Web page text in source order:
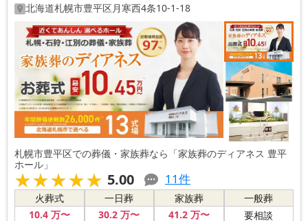
北海道札幌市豊平区月寒西4条10-1-18
札幌市豊平区での葬儀・家族葬なら「家族葬のディアネス 豊平
ホール」
★★★★★
★★★★★ 5.00 11件
火葬式
10.4万〜
一日葬
30.2 万〜
家族葬
41.2万〜
一般葬
要相談